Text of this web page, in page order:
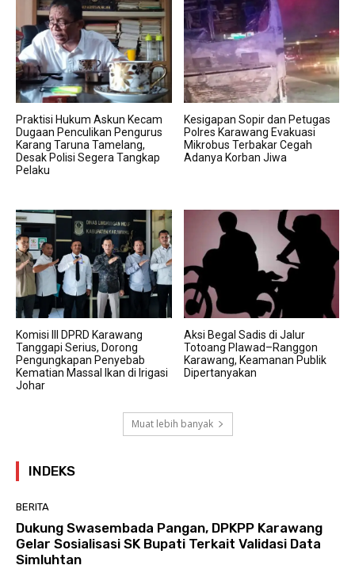
Praktisi Hukum Askun Kecam
Dugaan Penculikan Pengurus
Karang Taruna Tamelang,
Desak Polisi Segera Tangkap
Pelaku
Kesigapan Sopir dan Petugas
Polres Karawang Evakuasi
Mikrobus Terbakar Cegah
Adanya Korban Jiwa
Komisi III DPRD Karawang
Tanggapi Serius, Dorong
Pengungkapan Penyebab
Kematian Massal Ikan di Irigasi
Johar
Aksi Begal Sadis di Jalur
Totoang Plawad–Ranggon
Karawang, Keamanan Publik
Dipertanyakan
Muat lebih banyak
INDEKS
BERITA
Dukung Swasembada Pangan, DPKPP Karawang
Gelar Sosialisasi SK Bupati Terkait Validasi Data
Simluhtan